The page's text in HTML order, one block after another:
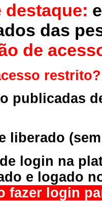
destaque:
das
de
restrito?
publicadas
liberado
login na
e logado
fazer login